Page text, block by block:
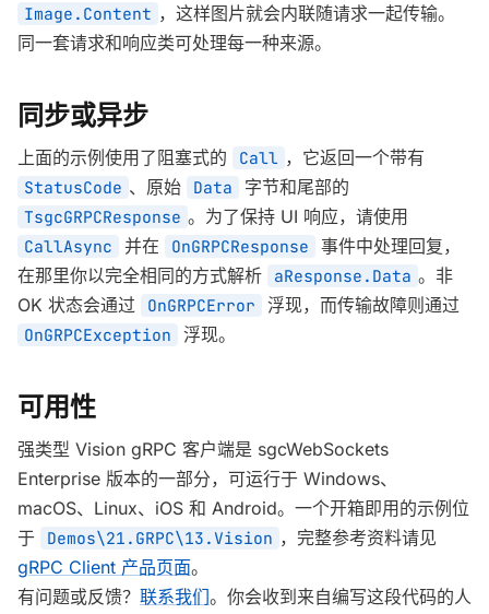
Image.Content ，这样图片就会内联随请求一起传输。
同一套请求和响应类可处理每一种来源。
同步或异步
上面的示例使用了阻塞式的 Call ，它返回一个带有
StatusCode 、原始 Data 字节和尾部的
TsgcGRPCResponse 。为了保持 UI 响应，请使用
CallAsync 并在 OnGRPCResponse
事件中处理回复，
在那里你以完全相同的方式解析
aResponse.Data 。非
OK 状态会通过
OnGRPCError 浮现，而传输故障则通过
OnGRPCException 浮现。
可用性
强类型 Vision gRPC 客户端是 sgcWebSockets
Enterprise 版本的一部分，可运行于 Windows、
macOS、Linux、iOS 和 Android。一个开箱即用的示例位
于
Demos\21.GRPC\13.Vision ，完整参考资料请见
gRPC Client 产品页面。
有问题或反馈？ 联系我们。你会收到来自编写这段代码的人